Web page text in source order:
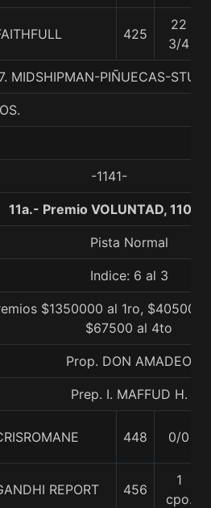
425
22
3/4
MIDSHIPMAN-PIÑUECAS-
-1141-
11a.- Premio VOLUNTAD, 1100
Pista Normal
Indice: 6 al 3
$1350000 al 1ro,
$67500 al 4to
Prop. DON AMADEO
Prep. I. MAFFUD H.
448 0/0
REPORT 456
1
cpo.